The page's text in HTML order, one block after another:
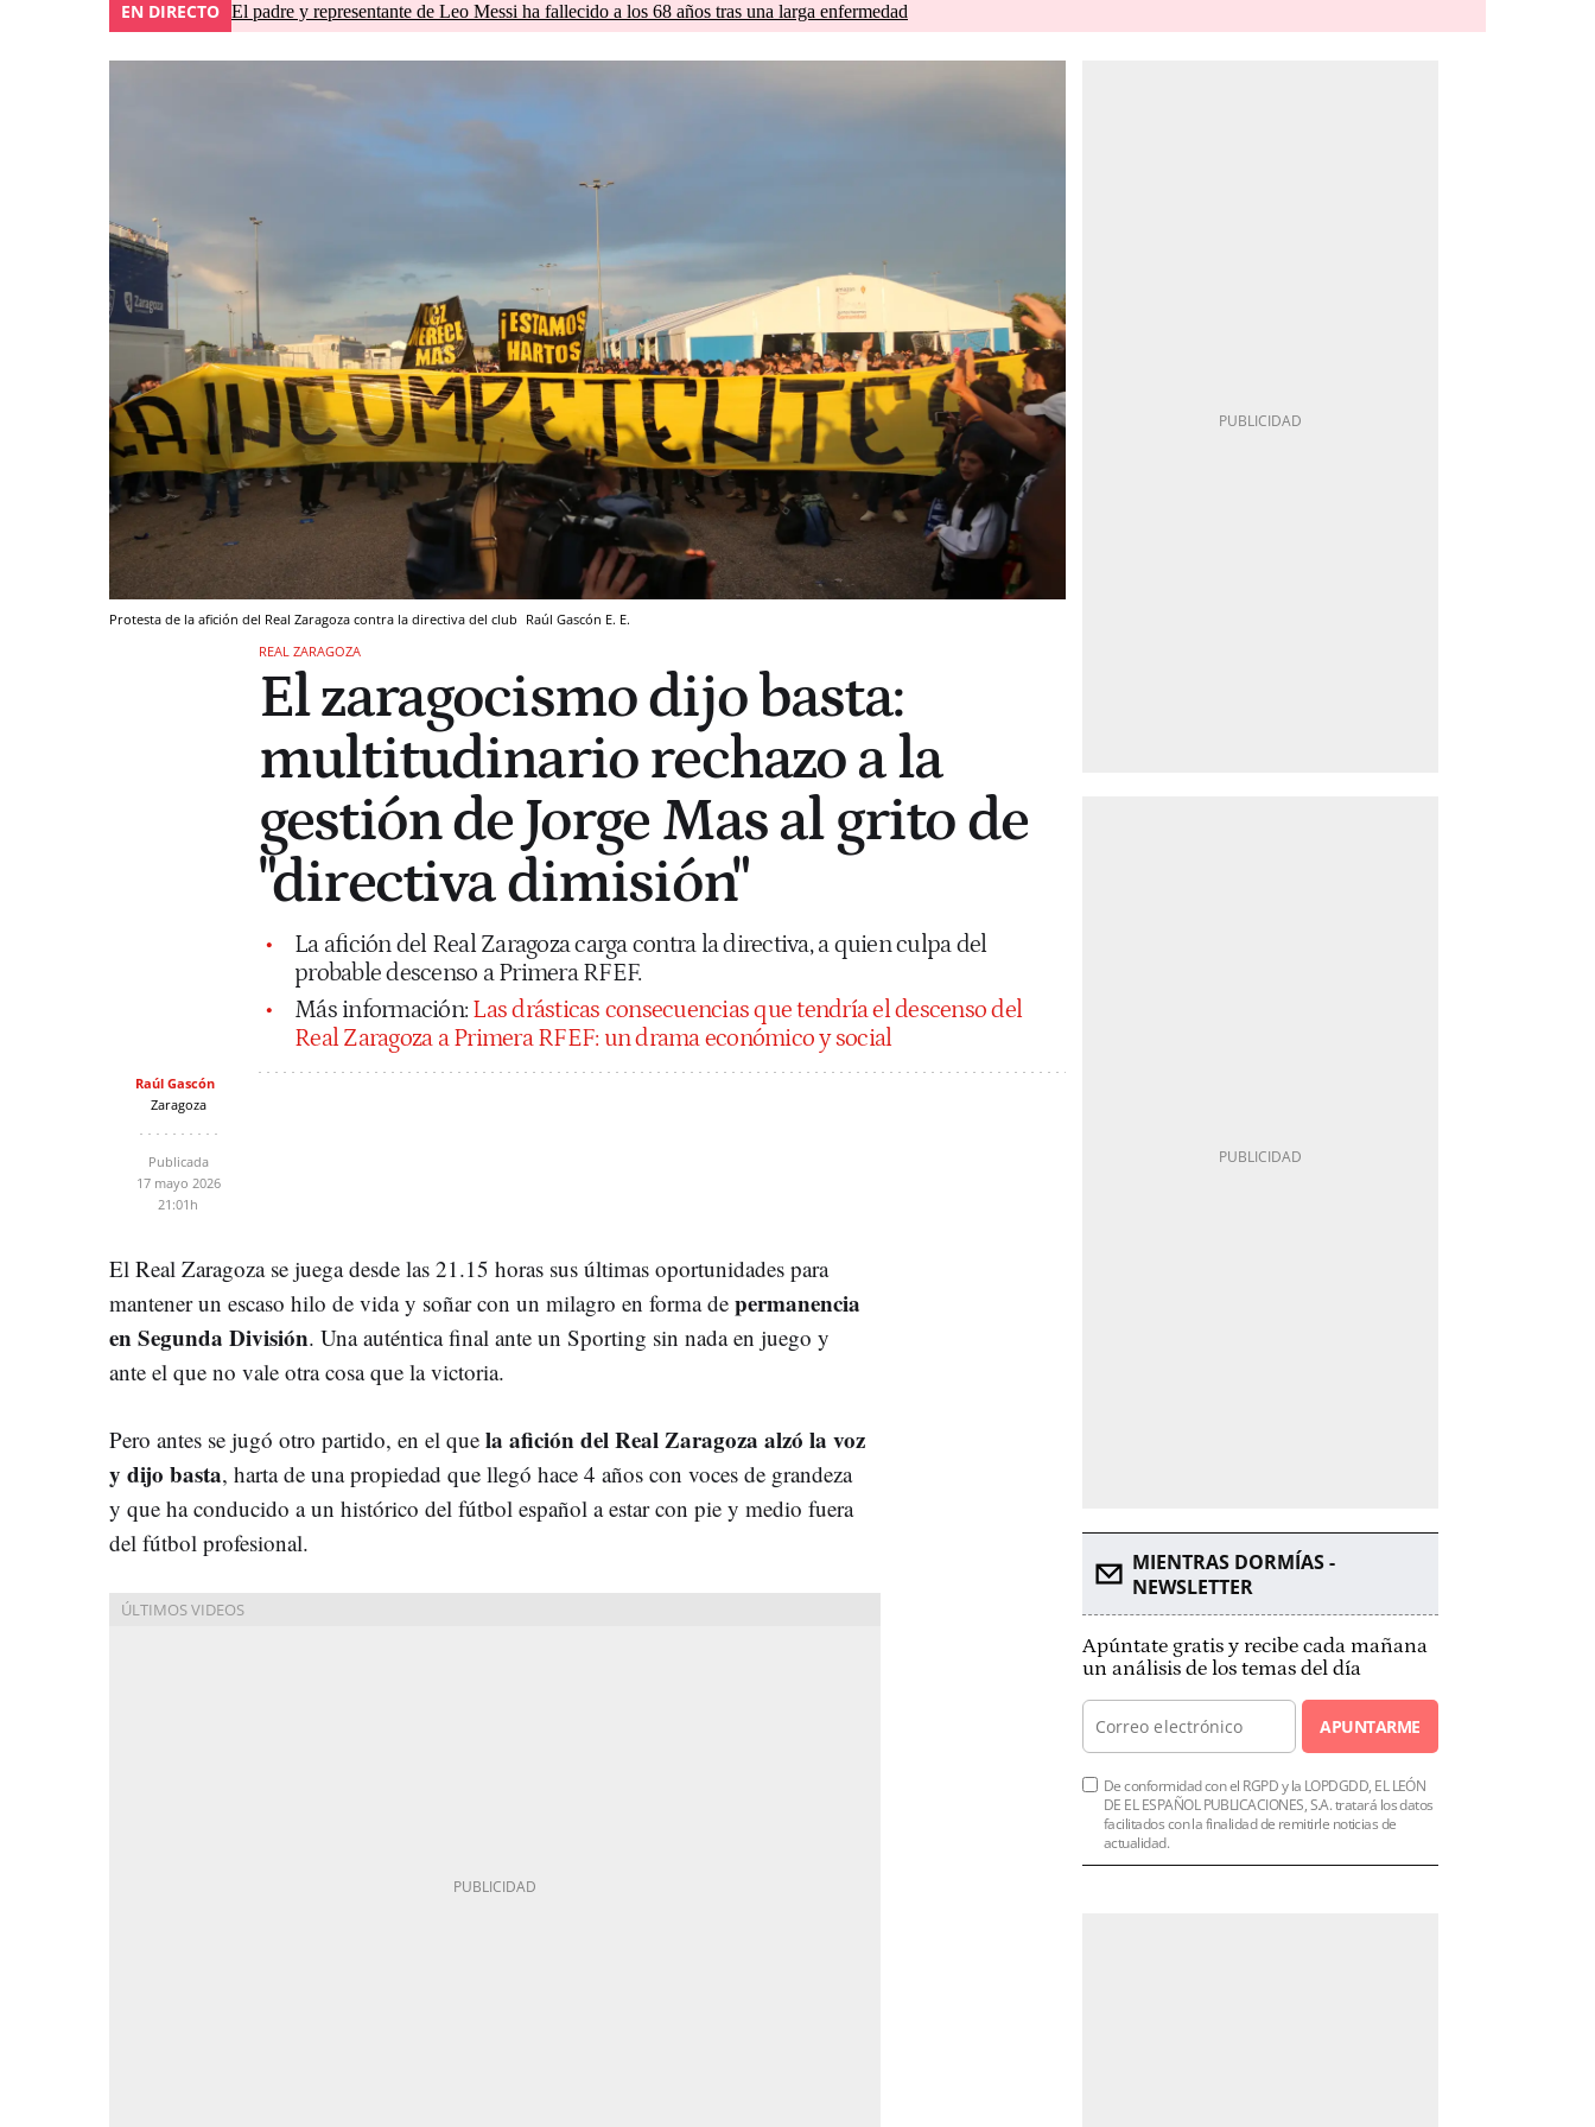
EN DIRECTO El padre y representante de Leo Messi ha fallecido a los 68 años tras una larga enfermedad
Protesta de la afición del Real Zaragoza contra la directiva del club Raúl Gascón E. E.
REAL ZARAGOZA
El zaragocismo dijo basta:
multitudinario rechazo a la
gestión de Jorge Mas al grito de
"directiva dimisión"
La afición del Real Zaragoza carga contra la directiva, a quien culpa del
probable descenso a Primera RFEF.
Más información: Las drásticas consecuencias que tendría el descenso del
Real Zaragoza a Primera RFEF: un drama económico y social
Raúl Gascón
Zaragoza
Publicada
17 mayo 2026
21:01h
El Real Zaragoza se juega desde las 21.15 horas sus últimas oportunidades para
mantener un escaso hilo de vida y soñar con un milagro en forma de permanencia
en Segunda División. Una auténtica final ante un Sporting sin nada en juego y
ante el que no vale otra cosa que la victoria.
Pero antes se jugó otro partido, en el que la afición del Real Zaragoza alzó la voz
y dijo basta, harta de una propiedad que llegó hace 4 años con voces de grandeza
y que ha conducido a un histórico del fútbol español a estar con pie y medio fuera
del fútbol profesional.
MIENTRAS DORMÍAS -
NEWSLETTER
Apúntate gratis y recibe cada mañana
un análisis de los temas del día
APUNTARME
De conformidad con el RGPD y la LOPDGDD, EL LEÓN
DE EL ESPAÑOL PUBLICACIONES, S.A. tratará los datos
facilitados con la finalidad de remitirle noticias de
actualidad.